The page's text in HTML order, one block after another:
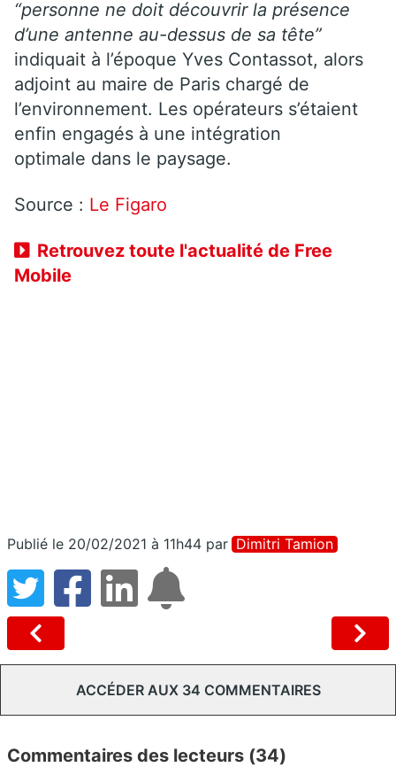
“personne ne doit découvrir la présence
d’une antenne au-dessus de sa tête”
indiquait à l’époque Yves Contassot, alors
adjoint au maire de Paris chargé de
l’environnement. Les opérateurs s’étaient
enfin engagés à une intégration
optimale dans le paysage.
Source : Le Figaro
Retrouvez toute l'actualité de Free
Mobile
Publié le 20/02/2021 à 11h44 par Dimitri Tamion
ACCÉDER AUX 34 COMMENTAIRES
Commentaires des lecteurs (34)